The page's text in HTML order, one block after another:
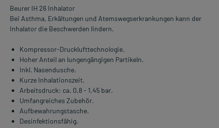
Beurer IH 26 Inhalator
Bei Asthma, Erkältungen und Atemswegserkrankungen kann der
Inhalator die Beschwerden lindern.
Kompressor-Drucklufttechnologie.
Hoher Anteil an lungengängigen Partikeln.
Inkl. Nasendusche.
Kurze Inhalationszeit.
Arbeitsdruck: ca. 0,8 - 1,45 bar.
Umfangreiches Zubehör.
Aufbewahrungstasche.
Desinfektionsfähig.